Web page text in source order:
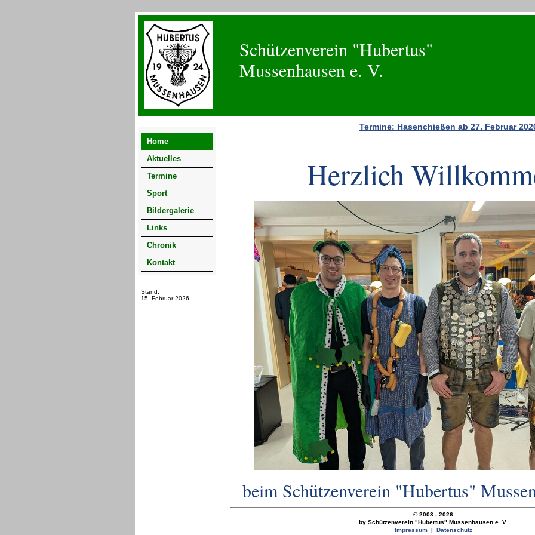
Schützenverein "Hubertus"
Mussenhausen e. V.
Home
Aktuelles
Termine
Sport
Bildergalerie
Links
Chronik
Kontakt
Stand:
15. Februar 2026
Termine: Hasenchießen ab 27. Februar 2026
Herzlich
beim Schützenverein "Hubertus"
© 2003 - 2026
by Schützenverein "Hubertus" Mussenhausen e. V.
Impressum| Datenschutz